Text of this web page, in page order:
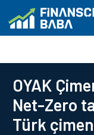
OYAK
Net-Zero
Türk